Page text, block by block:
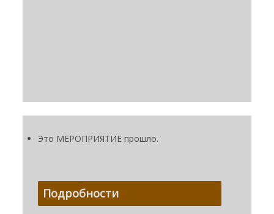
Это МЕРОПРИЯТИЕ прошло.
Подробности